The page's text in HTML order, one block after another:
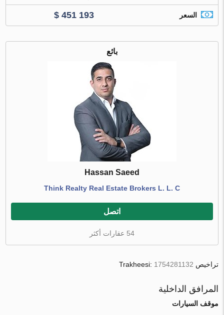
السعر $ 451 193
بائع
Hassan Saeed
Think Realty Real Estate Brokers L. L. C
اتصل
54 عقارات أكثر
تراخيص Trakheesi: 1754281132
المرافق الداخلية
موقف السيارات